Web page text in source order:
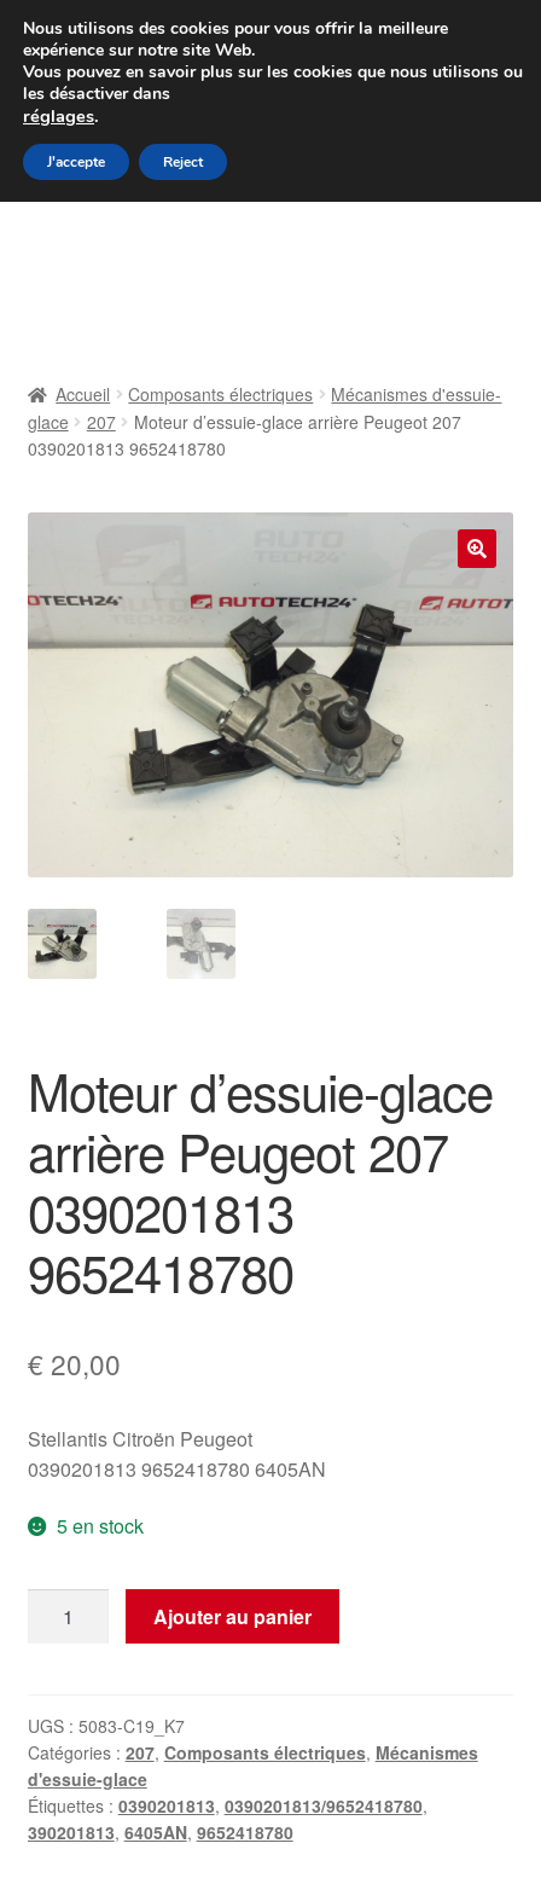
Colissimo livraison à partir de 7 EUR
Du lundi au vendredi de 9 h à 16 h
Aller
à
Aller
au
Contact
Plainte
Politique de confidentialité
Procédure de Réclamation
Accueil Composants électriques
Mécanismes d'essuie-
glace
207
Moteur d’essuie-glace arrière Peugeot 207
0390201813 9652418780
Moteur d’essuie-glace
arrière Peugeot 207
0390201813
9652418780
€ 20,00
Stellantis Citroën Peugeot
0390201813 9652418780 6405AN
5 en stock
glace
arrière
Peugeot
207
0390201813
Ajouter au panier
UGS : 5083-C19_K7
Catégories : 207, Composants électriques, Mécanismes
d'essuie-glace
Étiquettes : 0390201813, 0390201813/9652418780,
390201813, 6405AN, 9652418780
Nous utilisons des cookies pour vous offrir la meilleure
expérience sur notre site Web.
Vous pouvez en savoir plus sur les cookies que nous utilisons ou
les désactiver dans
réglages.
J'accepte Reject